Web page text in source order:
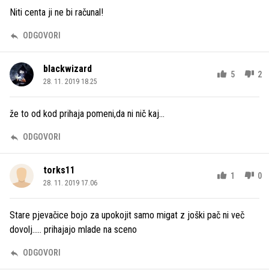
Niti centa ji ne bi računal!
ODGOVORI
blackwizard
28. 11. 2019 18.25
5 2
že to od kod prihaja pomeni,da ni nič kaj...
ODGOVORI
torks11
28. 11. 2019 17.06
1 0
Stare pjevačice bojo za upokojit samo migat z joški pač ni več
dovolj..... prihajajo mlade na sceno
ODGOVORI